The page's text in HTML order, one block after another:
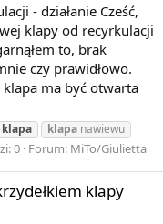
- działanie Cześć,
klapy od recyrkulacji
to, brak
czy prawidłowo.
klapa ma być otwarta
klapa klapa nawiewu
0 Forum: MiTo/Giulietta
klapy